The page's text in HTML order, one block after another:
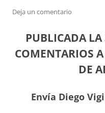
Deja un comentario
PUBLICADA
COMENTARIOS
DE
Envía Diego